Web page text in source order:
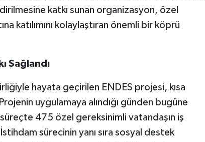
katkı sunan organizasyon, özel
katılımını kolaylaştıran önemli bir köprü
Sağlandı
hayata geçirilen ENDES projesi, kısa
uygulamaya alındığı günden bugüne
süreçte 475 özel gereksinimli vatandaşın iş
İstihdam sürecinin yanı sıra sosyal destek